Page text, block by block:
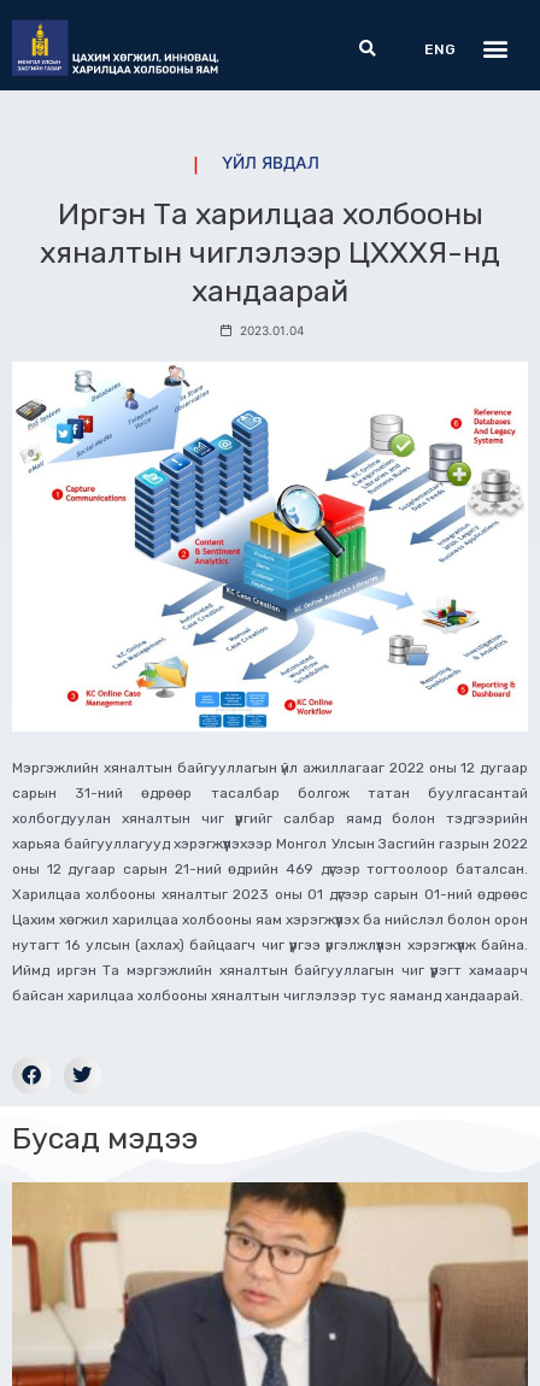
content
Search
ENG
ҮЙЛ ЯВДАЛ
Иргэн Та харилцаа холбооны
хяналтын чиглэлээр ЦХХХЯ-нд
хандаарай
2023.01.04
Мэргэжлийн хяналтын байгууллагын үйл ажиллагааг 2022 оны 12 дугаар
сарын 31-ний өдрөөр тасалбар болгож татан буулгасантай
холбогдуулан хяналтын чиг үүргийг салбар яамд болон тэдгээрийн
харьяа байгууллагууд хэрэгжүүлэхээр Монгол Улсын Засгийн газрын 2022
оны 12 дугаар сарын 21-ний өдрийн 469 дүгээр тогтоолоор баталсан.
Харилцаа холбооны хяналтыг 2023 оны 01 дүгээр сарын 01-ний өдрөөс
Цахим хөгжил харилцаа холбооны яам хэрэгжүүлэх ба нийслэл болон орон
нутагт 16 улсын (ахлах) байцаагч чиг үүргээ үргэлжлүүлэн хэрэгжүүлж байна.
Иймд иргэн Та мэргэжлийн хяналтын байгууллагын чиг үүрэгт хамаарч
байсан харилцаа холбооны хяналтын чиглэлээр тус яаманд хандаарай.
Бусад мэдээ